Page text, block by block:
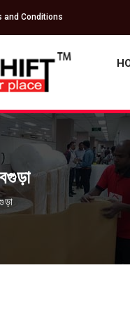
and Conditions